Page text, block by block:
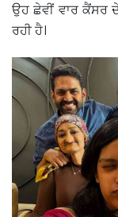
ਉਹ ਛੇਵੀਂ ਵਾਰ ਕੈਂਸਰ
ਰਹੀ ਹੈ।